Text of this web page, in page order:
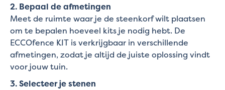
2. Bepaal de afmetingen
Meet de ruimte waar je de steenkorf wilt plaatsen
om te bepalen hoeveel kits je nodig hebt. De
ECCOfence KIT is verkrijgbaar in verschillende
afmetingen, zodat je altijd de juiste oplossing vindt
voor jouw tuin.
3. Selecteer je stenen